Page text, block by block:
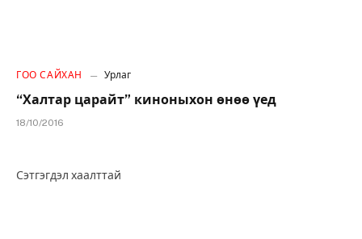
ГОО САЙХАН Урлаг
“Халтар царайт” киноныхон өнөө үед
18/10/2016
Сэтгэгдэл хаалттай